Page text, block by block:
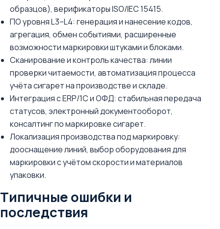
образцов), верификаторы ISO/IEC 15415.
ПО уровня L3–L4: генерация и нанесение кодов,
агрегация, обмен событиями, расширенные
возможности маркировки штуками и блоками.
Сканирование и контроль качества: линии
проверки читаемости, автоматизация процесса
учёта сигарет на производстве и складе.
Интеграция с ERP/1С и ОФД: стабильная передача
статусов, электронный документооборот,
консалтинг по маркировке сигарет.
Локализация производства под маркировку:
дооснащение линий, выбор оборудования для
маркировки с учётом скорости и материалов
упаковки.
Типичные ошибки и
последствия